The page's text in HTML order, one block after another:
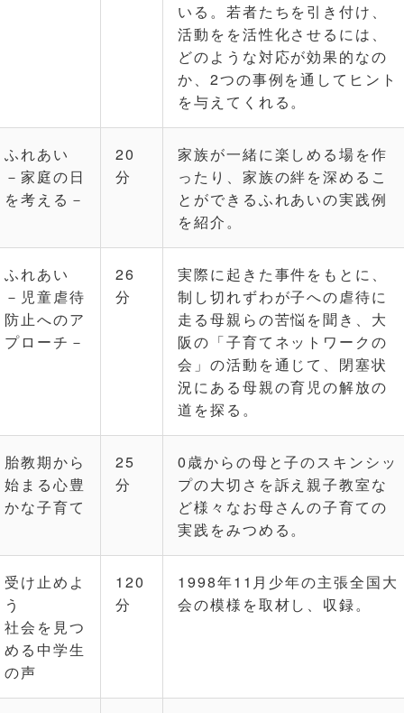
いる。若者たちを引き付け、
活動をを活性化させるには、
どのような対応が効果的なの
か、2つの事例を通してヒント
を与えてくれる。
ふれあい
－家庭の日
を考える－
20
分
家族が一緒に楽しめる場を作
ったり、家族の絆を深めるこ
とができるふれあいの実践例
を紹介。
ふれあい
－児童虐待
防止へのア
プローチ－
26
分
実際に起きた事件をもとに、
制し切れずわが子への虐待に
走る母親らの苦悩を聞き、大
阪の「子育てネットワークの
会」の活動を通じて、閉塞状
況にある母親の育児の解放の
道を探る。
胎教期から
始まる心豊
かな子育て
25
分
0歳からの母と子のスキンシッ
プの大切さを訴え親子教室な
ど様々なお母さんの子育ての
実践をみつめる。
受け止めよ
う
社会を見つ
める中学生
の声
120
分
1998年11月少年の主張全国大
会の模様を取材し、収録。